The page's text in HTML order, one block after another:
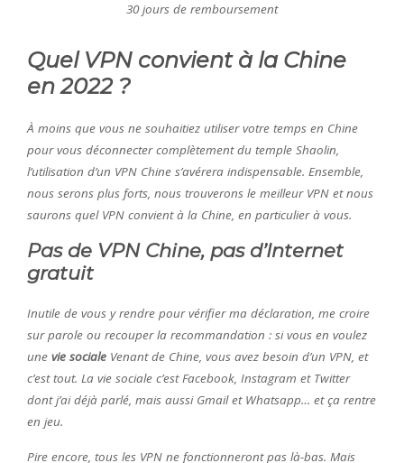
30 jours de remboursement
Quel VPN convient à la Chine
en 2022 ?
À moins que vous ne souhaitiez utiliser votre temps en Chine
pour vous déconnecter complètement du temple Shaolin,
l’utilisation d’un VPN Chine s’avérera indispensable. Ensemble,
nous serons plus forts, nous trouverons le meilleur VPN et nous
saurons quel VPN convient à la Chine, en particulier à vous.
Pas de VPN Chine, pas d’Internet
gratuit
Inutile de vous y rendre pour vérifier ma déclaration, me croire
sur parole ou recouper la recommandation : si vous en voulez
une vie sociale Venant de Chine, vous avez besoin d’un VPN, et
c’est tout. La vie sociale c’est Facebook, Instagram et Twitter
dont j’ai déjà parlé, mais aussi Gmail et Whatsapp… et ça rentre
en jeu.
Pire encore, tous les VPN ne fonctionneront pas là-bas. Mais